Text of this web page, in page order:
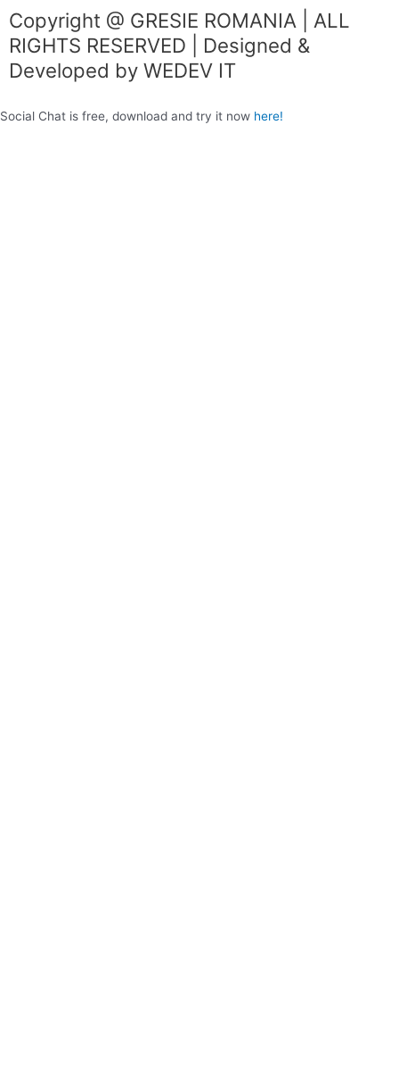
o
k
r
a
m
Copyright @ GRESIE ROMANIA | ALL
RIGHTS RESERVED | Designed &
Developed by WEDEV IT
Social Chat is free, download and try it now here!